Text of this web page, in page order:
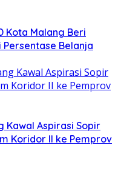
Kota Malang Beri
Belanja
Kawal Aspirasi Sopir
Koridor II ke Pemprov